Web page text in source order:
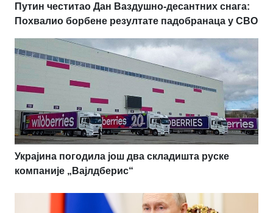
Путин честитао Дан Ваздушно-десантних снага:
Похвалио борбене резултате падобранаца у СВО
Украјина погодила још два складишта руске
компаније „Вајлдберис“